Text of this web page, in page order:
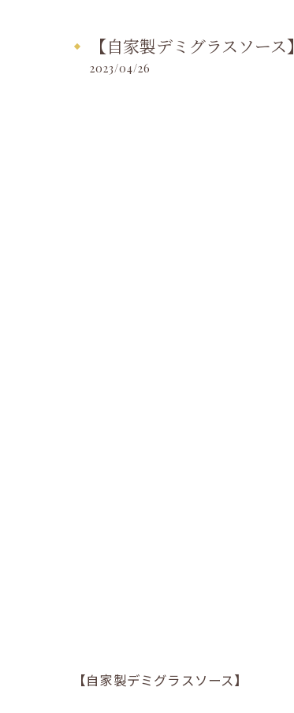
【自家製デミグラスソース】
2023/04/26
【自家製デミグラスソース】